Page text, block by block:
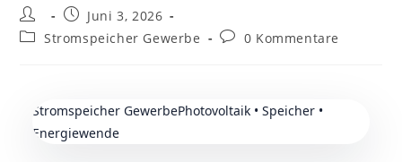
Beitrags-
Autor:
Beitrag
veröffentlicht:
Juni 3, 2026
Beitrags-
Stromspeicher Gewerbe
Beitrags-
0 Kommentare
Stromspeicher GewerbePhotovoltaik • Speicher •
Energiewende